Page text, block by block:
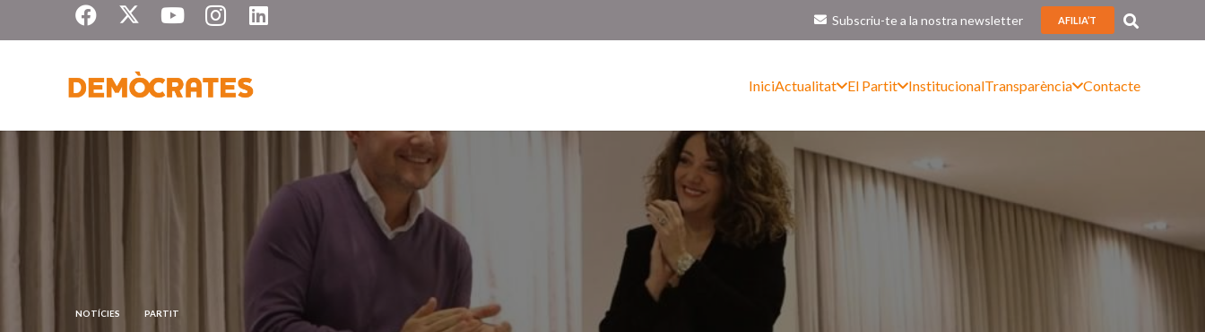
Subscriu-te a la nostra newsletter AFILIA’T
IniciActualitat El Partit InstitucionalTransparència Contacte
NOTÍCIES PARTIT